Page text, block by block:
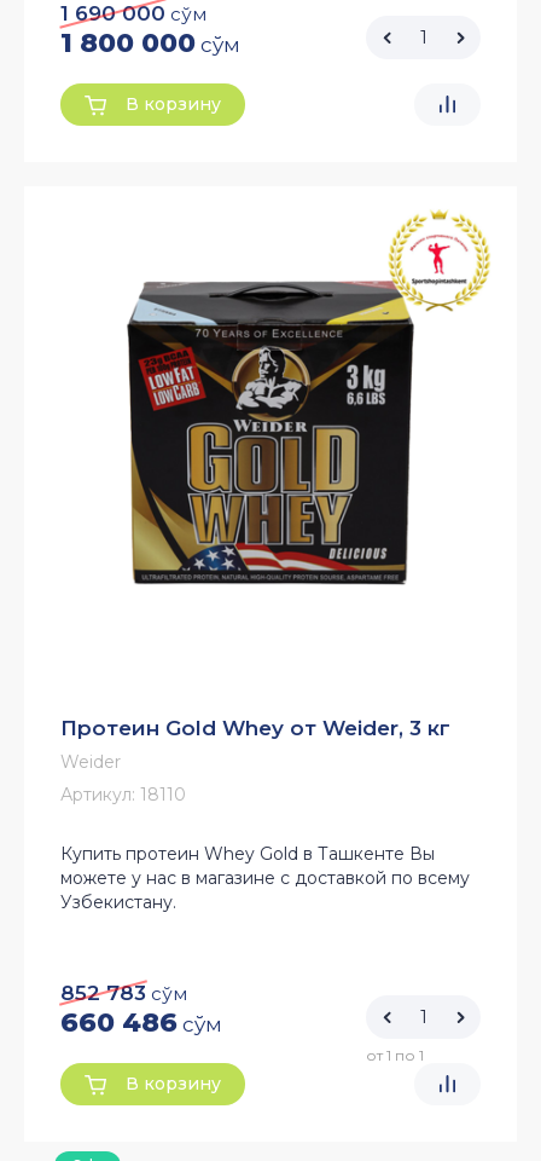
1 690 000 сўм
1 800 000 сўм
В корзину
Протеин Gold Whey от Weider, 3 кг
Weider
Артикул: 18110
Купить протеин Whey Gold в Ташкенте Вы
можете у нас в магазине с доставкой по всему
Узбекистану.
852 783 сўм
660 486 сўм
от 1 по 1
В корзину